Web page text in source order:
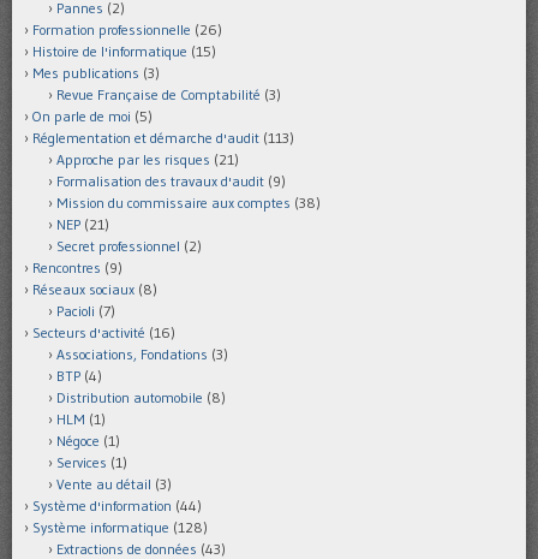
Pannes (2)
Formation professionnelle (26)
Histoire de l'informatique (15)
Mes publications (3)
Revue Française de Comptabilité (3)
On parle de moi (5)
Réglementation et démarche d'audit (113)
Approche par les risques (21)
Formalisation des travaux d'audit (9)
Mission du commissaire aux comptes (38)
NEP (21)
Secret professionnel (2)
Rencontres (9)
Réseaux sociaux (8)
Pacioli (7)
Secteurs d'activité (16)
Associations, Fondations (3)
BTP (4)
Distribution automobile (8)
HLM (1)
Négoce (1)
Services (1)
Vente au détail (3)
Système d'information (44)
Système informatique (128)
Extractions de données (43)